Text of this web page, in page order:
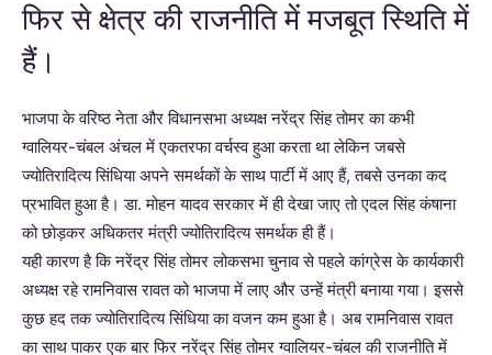
फिर से क्षेत्र की राजनीति में मजबूत स्थिति में
हैं।
भाजपा के वरिष्ठ नेता और विधानसभा अध्यक्ष नरेंद्र सिंह तोमर का कभी
ग्वालियर-चंबल अंचल में एकतरफा वर्चस्व हुआ करता था लेकिन जबसे
ज्योतिरादित्य सिंधिया अपने समर्थकों के साथ पार्टी में आए हैं, तबसे उनका कद
प्रभावित हुआ है। डा. मोहन यादव सरकार में ही देखा जाए तो एदल सिंह कंषाना
को छोड़कर अधिकतर मंत्री ज्योतिरादित्य समर्थक ही हैं।
यही कारण है कि नरेंद्र सिंह तोमर लोकसभा चुनाव से पहले कांग्रेस के कार्यकारी
अध्यक्ष रहे रामनिवास रावत को भाजपा में लाए और उन्हें मंत्री बनाया गया। इससे
कुछ हद तक ज्योतिरादित्य सिंधिया का वजन कम हुआ है। अब रामनिवास रावत
का साथ पाकर एक बार फिर नरेंद्र सिंह तोमर ग्वालियर-चंबल की राजनीति में